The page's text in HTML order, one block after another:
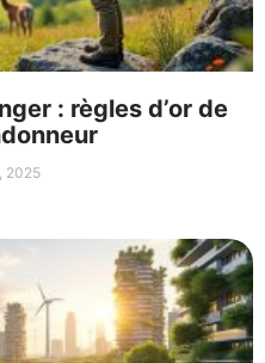
: règles d’or de
2025